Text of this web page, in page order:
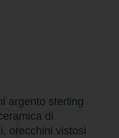
argento sterling
di
orecchini vistosi